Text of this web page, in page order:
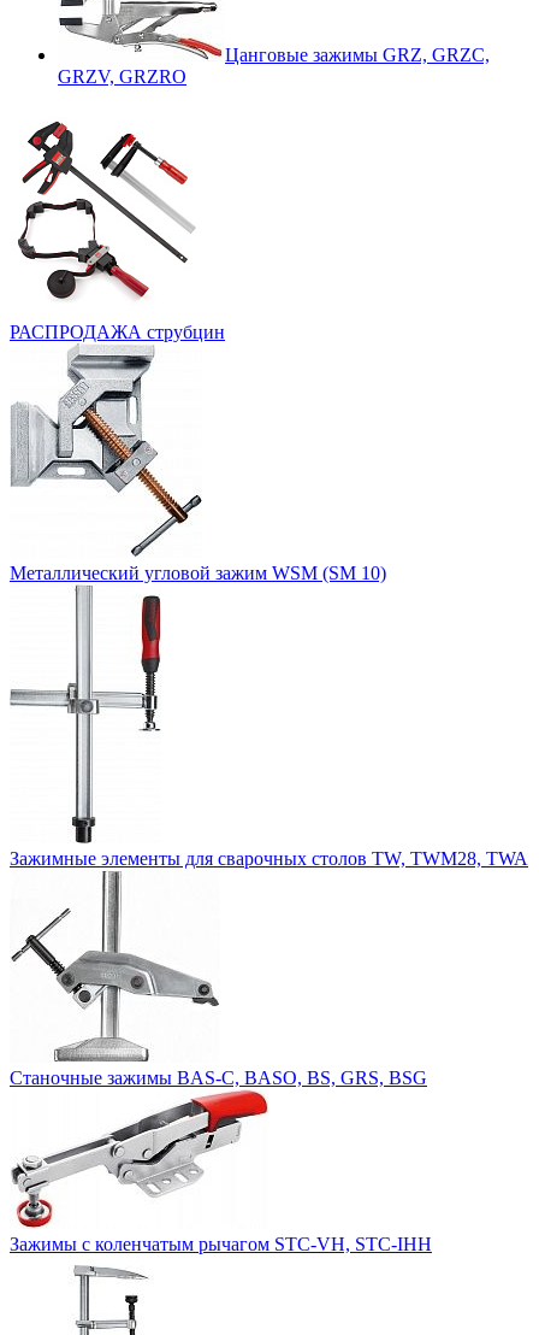
Цанговые зажимы GRZ, GRZC,
GRZV, GRZRO
РАСПРОДАЖА струбцин
Металлический угловой зажим WSM (SM 10)
Зажимные элементы для сварочных столов TW, TWM28, TWA
Станочные зажимы BAS-C, BASO, BS, GRS, BSG
Зажимы с коленчатым рычагом STC-VH, STC-IHH